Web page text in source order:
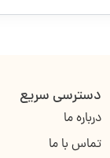
دسترسی سریع
درباره ما
تماس با ما